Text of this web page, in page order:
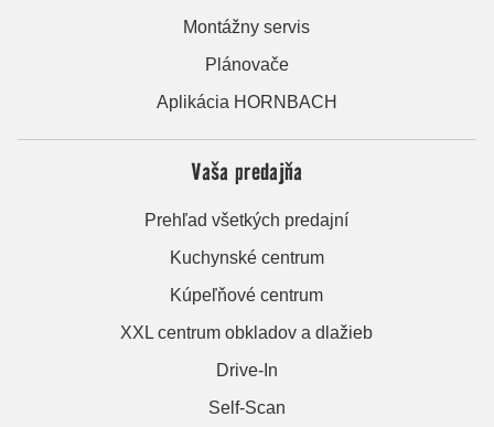
Montážny servis
Plánovače
Aplikácia HORNBACH
Vaša predajňa
Prehľad všetkých predajní
Kuchynské centrum
Kúpeľňové centrum
XXL centrum obkladov a dlažieb
Drive-In
Self-Scan